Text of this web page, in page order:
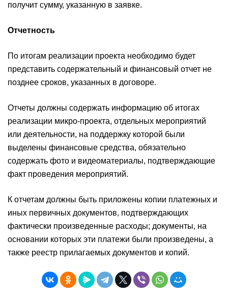
получит сумму, указанную в заявке.
Отчетность
По итогам реализации проекта необходимо будет
представить содержательный и финансовый отчет не
позднее сроков, указанных в договоре.
Отчеты должны содержать информацию об итогах
реализации микро-проекта, отдельных мероприятий
или деятельности, на поддержку которой были
выделены финансовые средства, обязательно
содержать фото и видеоматериалы, подтверждающие
факт проведения мероприятий.
К отчетам должны быть приложены копии платежных и
иных первичных документов, подтверждающих
фактически произведенные расходы; документы, на
основании которых эти платежи были произведены, а
также реестр прилагаемых документов и копий.